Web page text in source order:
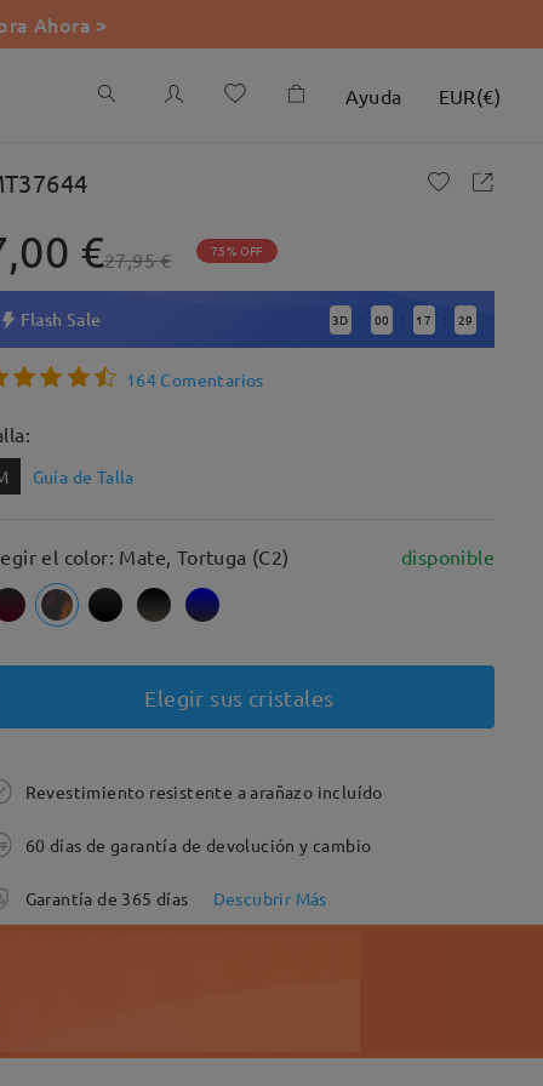
Ahora >
Ayuda EUR(€)
€27,95 € 75% OFF
Flash Sale 3D : 00 : 17 : 28
164 Comentarios
Guía de Talla
el color: Mate, Tortuga (C2) disponible
Elegir sus cristales
Revestimiento resistente a arañazo incluído
60 días de garantía de devolución y cambio
Garantía de 365 días Descubrir Más